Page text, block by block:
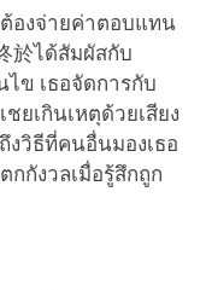
องจ่ายค่าตอบแทน
於ได้สัมผัสกับ
ข เธอจัดการกับ
ยเกินเหตุด้วยเสียง
งวิธีที่คนอื่นมองเธอ
กังวลเมื่อรู้สึกถูก